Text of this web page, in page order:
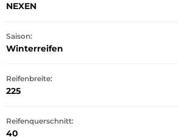
NEXEN
Saison:
Winterreifen
Reifenbreite:
225
Reifenquerschnitt:
40